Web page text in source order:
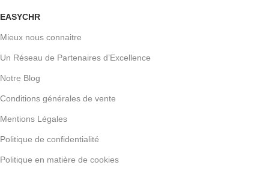
EASYCHR
Mieux nous connaitre
Un Réseau de Partenaires d’Excellence
Notre Blog
Conditions générales de vente
Mentions Légales
Politique de confidentialité
Politique en matière de cookies